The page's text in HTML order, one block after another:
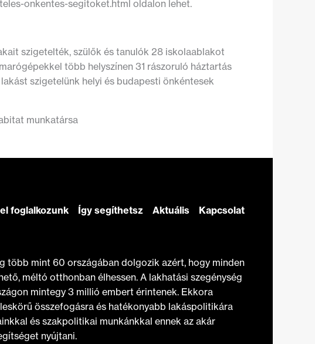
onkentes-segitoket.html oldalon lehet.
szigetelték, szülők és tanulók 28 iskolaablakot
több helyszínen 31 rászoruló háztartás
szigetelünk helyi és budapesti önkéntesek
munkatársa
foglalkozunk Így segíthetsz Aktuális Kapcsolat
több mint 60 országában dolgozik azért, hogy minden
méltó otthonban élhessen. A lakhatási szegénység
mintegy 3 millió embert érintenek. Ekkora
összefogásra és hatékonyabb lakáspolitikára
és szakpolitikai munkánkkal ennek az akár
nyújtani.